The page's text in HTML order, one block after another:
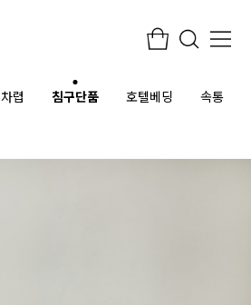
차렵 침구단품 호텔베딩 속통